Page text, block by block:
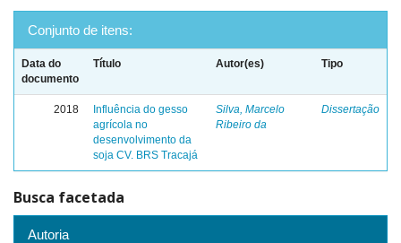
Conjunto de itens:
Data do
documento
Título Autor(es) Tipo
2018
Influência do gesso
agrícola no
desenvolvimento da
soja CV. BRS Tracajá
Silva, Marcelo
Ribeiro da
Dissertação
Busca facetada
Autoria